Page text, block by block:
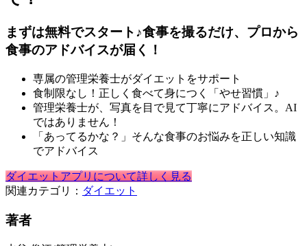
まずは無料でスタート♪食事を撮るだけ、プロから
食事のアドバイスが届く！
専属の管理栄養士がダイエットをサポート
食制限なし！正しく食べて身につく「やせ習慣」♪
管理栄養士が、写真を目で見て丁寧にアドバイス。AI
ではありません！
「あってるかな？」そんな食事のお悩みを正しい知識
でアドバイス
ダイエットアプリについて詳しく見る
関連カテゴリ： ダイエット
著者